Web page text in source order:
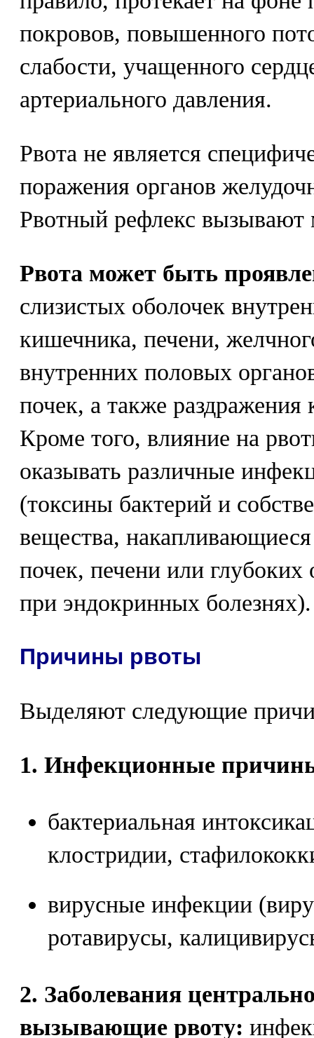
покровов, повышенного
слабости, учащенного
артериального давления.
Рвота не является
поражения органов
Рвотный рефлекс вызывают
Рвота может быть
слизистых оболочек
кишечника, печени,
внутренних половых
почек, а также раздражения
Кроме того, влияние на
оказывать различные
(токсины бактерий и
вещества,
почек, печени или
при эндокринных болезнях).
Причины рвоты
Выделяют следующие
1. Инфекционные
бактериальная
клостридии,
вирусные инфекции
ротавирусы,
2. Заболевания
вызывающие рвоту: